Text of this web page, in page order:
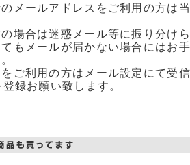
メールアドレスをご利用の方は
場合は迷惑メール等に振り分け
もメールが届かない場合にはお
ご利用の方はメール設定にて受
登録お願い致します。